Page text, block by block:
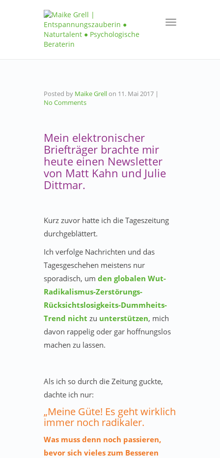
Toggle
Posted by Maike Grellon 11. Mai 2017 |
No Comments
Mein elektronischer
Briefträger brachte mir
heute einen Newsletter
von Matt Kahn und Julie
Dittmar.
Kurz zuvor hatte ich die Tageszeitung
durchgeblättert.
Ich verfolge Nachrichten und das
Tagesgeschehen meistens nur
sporadisch, um den globalen Wut-
Radikalismus-Zerstörungs-
Rücksichtslosigkeits-Dummheits-
Trend nicht zu unterstützen, mich
davon rappelig oder gar hoffnungslos
machen zu lassen.
Als ich so durch die Zeitung guckte,
dachte ich nur:
„Meine Güte! Es geht wirklich
immer noch radikaler.
Was muss denn noch passieren,
bevor sich vieles zum Besseren